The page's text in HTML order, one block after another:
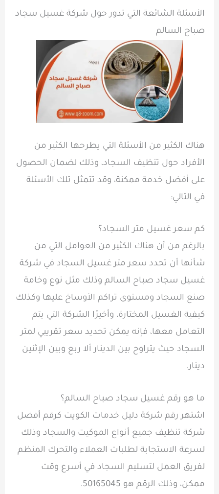
الأسئلة الشائعة التي تدور حول شركة غسيل سجاد
صباح السالم
هناك الكثير من الأسئلة التي يطرحها الكثير من
الأفراد حول تنظيف السجاد، وذلك لضمان الحصول
على أفضل خدمة ممكنة، وقد تتمثل تلك الأسئلة
في التالي:
كم سعر غسيل متر السجاد؟
بالرغم من أن هناك الكثير من العوامل التي من
شأنها أن تحدد سعر متر غسيل السجاد في شركة
غسيل سجاد صباح السالم وذلك مثل نوع وخامة
صنع السجاد ومستوى تراكم الأوساخ عليها وكذلك
كيفية الغسيل المختارة، وأخيرًا الشركة التي يتم
التعامل معها، فإنه يمكن تحديد سعر تقريبي لمتر
السجاد حيث يتراوح بين الدينار ألا ربع وبين الإثنين
دينار.
ما هو رقم غسيل سجاد صباح السالم؟
اشتهر رقم شركة دليل خدمات الكويت كرقم أفضل
شركة تنظيف جميع أنواع الموكيت والسجاد وذلك
لسرعة الاستجابة لطلبات العملاء والتحرك المنظم
لفريق العمل لتسليم السجاد في أسرع وقت
ممكن، وذلك الرقم هو 50165045.